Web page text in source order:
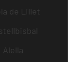
de Lillet
Alella